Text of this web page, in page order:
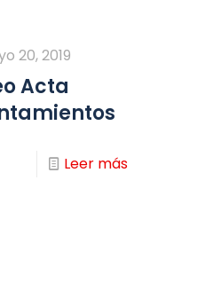
20, 2019
Acta
Leer más